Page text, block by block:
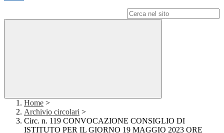
Home >
Archivio circolari >
Circ. n. 119 CONVOCAZIONE CONSIGLIO DI
ISTITUTO PER IL GIORNO 19 MAGGIO 2023 ORE